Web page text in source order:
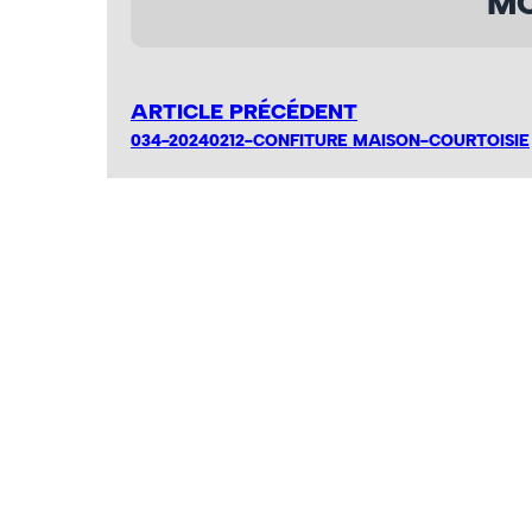
ARTICLE PRÉCÉDENT
034-20240212-CONFITURE MAISON-COURTOISIE